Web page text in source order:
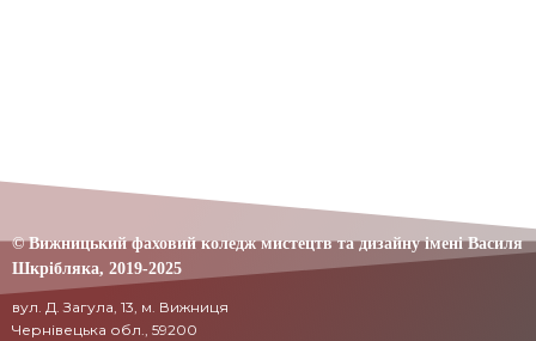
© Вижницький фаховий коледж мистецтв та дизайну імені Василя
Шкрібляка, 2019-2025
вул. Д. Загула, 13, м. Вижниця
Чернівецька обл., 59200